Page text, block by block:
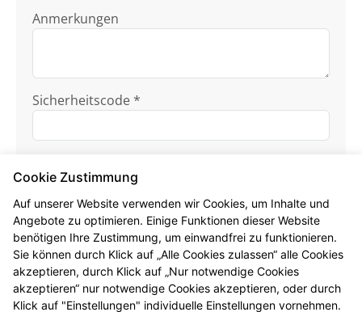
Anmerkungen
Sicherheitscode *
Ich habe dieDatenschutzhinweisezur
Kenntnis genommen.
Formular jetzt absenden
Cookie Zustimmung
Auf unserer Website verwenden wir Cookies, um Inhalte und
Angebote zu optimieren. Einige Funktionen dieser Website
benötigen Ihre Zustimmung, um einwandfrei zu funktionieren.
Sie können durch Klick auf „Alle Cookies zulassen“ alle Cookies
akzeptieren, durch Klick auf „Nur notwendige Cookies
akzeptieren“ nur notwendige Cookies akzeptieren, oder durch
Klick auf "Einstellungen" individuelle Einstellungen vornehmen.